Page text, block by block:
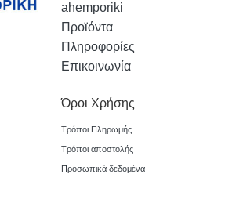
ahemporiki
Προϊόντα
Πληροφορίες
Επικοινωνία
Όροι Χρήσης
Τρόποι Πληρωμής
Τρόποι αποστολής
Προσωπικά δεδομένα